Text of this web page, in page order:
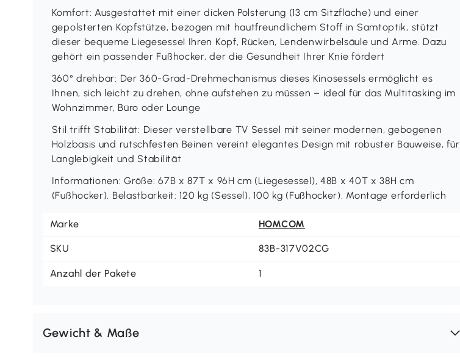
Komfort: Ausgestattet mit einer dicken Polsterung (13 cm Sitzfläche) und einer
gepolsterten Kopfstütze, bezogen mit hautfreundlichem Stoff in Samtoptik, stützt
dieser bequeme Liegesessel Ihren Kopf, Rücken, Lendenwirbelsäule und Arme. Dazu
gehört ein passender Fußhocker, der die Gesundheit Ihrer Knie fördert
360° drehbar: Der 360-Grad-Drehmechanismus dieses Kinosessels ermöglicht es
Ihnen, sich leicht zu drehen, ohne aufstehen zu müssen – ideal für das Multitasking im
Wohnzimmer, Büro oder Lounge
Stil trifft Stabilität: Dieser verstellbare TV Sessel mit seiner modernen, gebogenen
Holzbasis und rutschfesten Beinen vereint elegantes Design mit robuster Bauweise, für
Langlebigkeit und Stabilität
Informationen: Größe: 67B x 87T x 96H cm (Liegesessel), 48B x 40T x 38H cm
(Fußhocker). Belastbarkeit: 120 kg (Sessel), 100 kg (Fußhocker). Montage erforderlich
Marke HOMCOM
SKU 83B-317V02CG
Anzahl der Pakete 1
Gewicht & Maße